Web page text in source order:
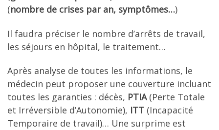
(nombre de crises par an, symptômes…)
Il faudra préciser le nombre d’arrêts de travail,
les séjours en hôpital, le traitement…
Après analyse de toutes les informations, le
médecin peut proposer une couverture incluant
toutes les garanties : décès, PTIA(Perte Totale
et Irréversible d’Autonomie), ITT (Incapacité
Temporaire de travail)… Une surprime est